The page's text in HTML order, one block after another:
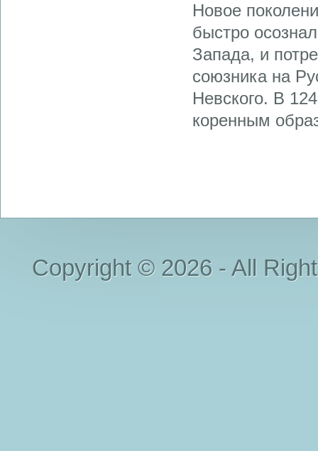
Новое
быстро
Запада, и
союзника на
Невского. В
коренным
Copyright © 2026 - All